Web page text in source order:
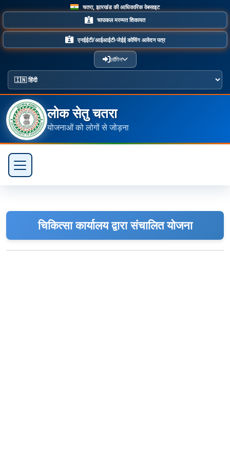
चतरा, झारखंड की आधिकारिक वेबसाइट
चापाकल मरम्मत शिकायत
एनईईटी/आईआईटी-जेईई कोचिंग आवेदन पत्र
लॉगिन
लोक सेतु चतरा
योजनाओं को लोगों से जोड़ना
चिकित्सा कार्यालय द्वारा संचालित योजना